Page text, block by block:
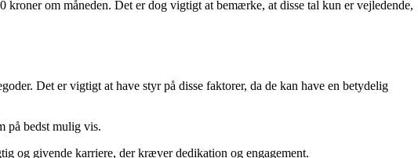
om måneden. Det er dog vigtigt at bemærke, at disse tal kun er vejledende,
Det er vigtigt at have styr på disse faktorer, da de kan have en betydelig
på bedst mulig vis.
og givende karriere, der kræver dedikation og engagement.